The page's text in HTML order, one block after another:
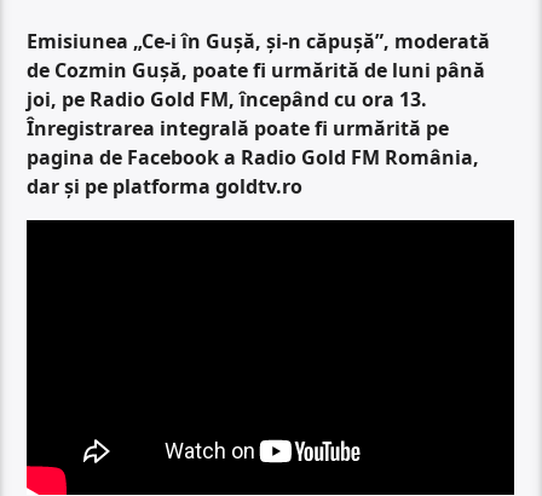
Emisiunea „Ce-i în Gușă, și-n căpușă”, moderată
de Cozmin Gușă, poate fi urmărită de luni până
joi, pe Radio Gold FM, începând cu ora 13.
Înregistrarea integrală poate fi urmărită pe
pagina de Facebook a Radio Gold FM România,
dar și pe platforma goldtv.ro